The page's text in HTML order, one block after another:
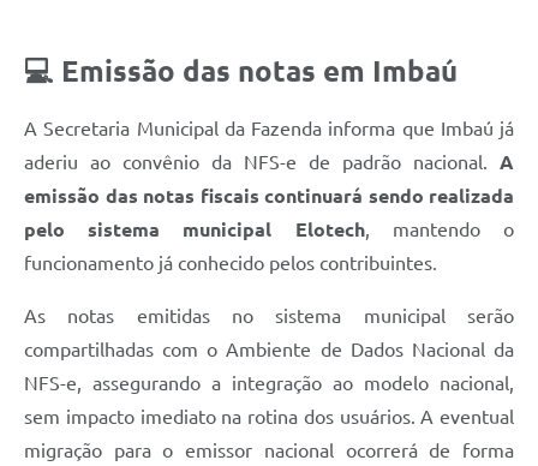
💻 Emissão das notas em Imbaú
A Secretaria Municipal da Fazenda informa que Imbaú já
aderiu ao convênio da NFS-e de padrão nacional. A
emissão das notas fiscais continuará sendo realizada
pelo sistema municipal Elotech, mantendo o
funcionamento já conhecido pelos contribuintes.
As notas emitidas no sistema municipal serão
compartilhadas com o Ambiente de Dados Nacional da
NFS-e, assegurando a integração ao modelo nacional,
sem impacto imediato na rotina dos usuários. A eventual
migração para o emissor nacional ocorrerá de forma